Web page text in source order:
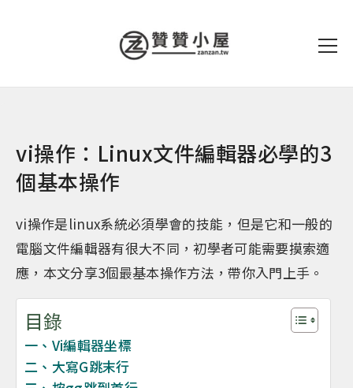
vi操作：Linux文件編輯器必學的3
個基本操作
vi操作是linux系統必須學會的技能，但是它和一般的
電腦文件編輯器有很大不同，初學者可能需要摸索適
應，本文分享3個最基本操作方法，帶你入門上手。
目錄
一、Vi編輯器坐標
二、大寫G跳末行